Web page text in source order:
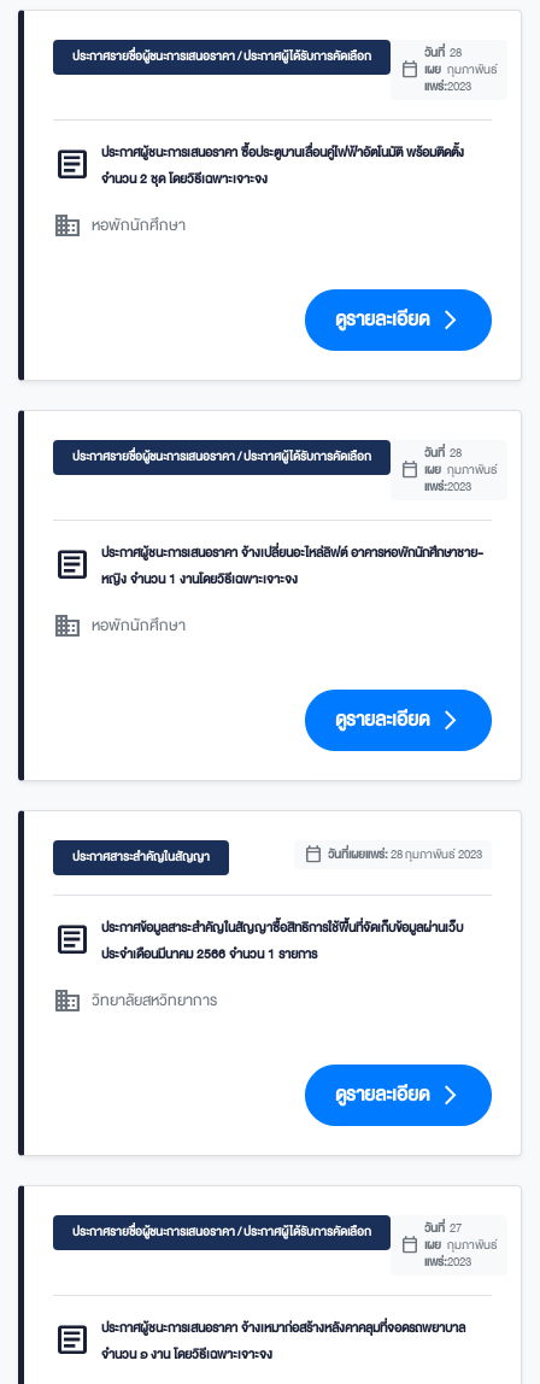
ประกาศรายชื่อผู้ชนะการเสนอราคา / ประกาศผู้ได้รับการคัดเลือก
calendar_today
วันที่
เผย
แพร่:
28
กุมภาพันธ์
2023
article
ประกาศผู้ชนะการเสนอราคา ซื้อประตูบานเลื่อนคู่ไฟฟ้าอัตโนมัติ พร้อมติดตั้ง
จำนวน 2 ชุด โดยวิธีเฉพาะเจาะจง
domain หอพักนักศึกษา
ดูรายละเอียด arrow_forward_ios
ประกาศรายชื่อผู้ชนะการเสนอราคา / ประกาศผู้ได้รับการคัดเลือก
calendar_today
วันที่
เผย
แพร่:
28
กุมภาพันธ์
2023
article
ประกาศผู้ชนะการเสนอราคา จ้างเปลี่ยนอะไหล่ลิฟต์ อาคารหอพักนักศึกษาชาย-
หญิง จำนวน 1 งานโดยวิธีเฉพาะเจาะจง
domain หอพักนักศึกษา
ดูรายละเอียด arrow_forward_ios
ประกาศสาระสำคัญในสัญญา calendar_today วันที่เผยแพร่:28 กุมภาพันธ์ 2023
article
ประกาศข้อมูลสาระสำคัญในสัญญาซื้อสิทธิการใช้พื้นที่จัดเก็บข้อมูลผ่านเว็บ
ประจำเดือนมีนาคม 2566 จำนวน 1 รายการ
domain วิทยาลัยสหวิทยาการ
ดูรายละเอียด arrow_forward_ios
ประกาศรายชื่อผู้ชนะการเสนอราคา / ประกาศผู้ได้รับการคัดเลือก
calendar_today
วันที่
เผย
แพร่:
27
กุมภาพันธ์
2023
article
ประกาศผู้ชนะการเสนอราคา จ้างเหมาก่อสร้างหลังคาคลุมที่จอดรถพยาบาล
จำนวน ๑ งาน โดยวิธีเฉพาะเจาะจง